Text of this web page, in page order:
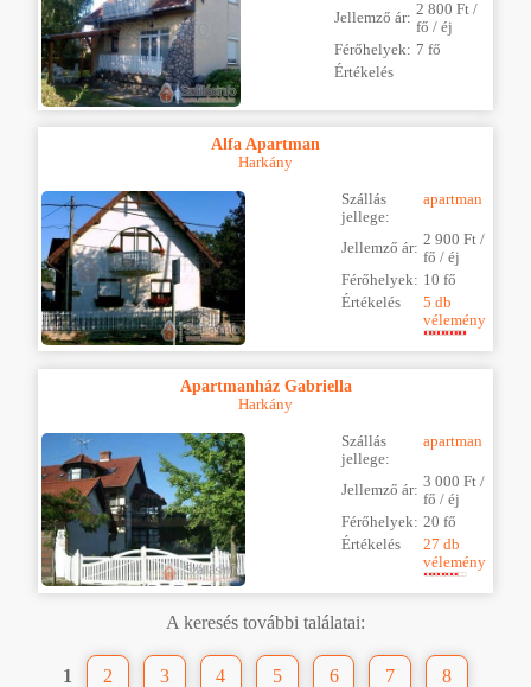
Jellemző ár: 2 800 Ft /
fő / éj
Férőhelyek: 7 fő
Értékelés
Alfa Apartman
Harkány
Szállás
jellege:
apartman
Jellemző ár: 2 900 Ft /
fő / éj
Férőhelyek: 10 fő
Értékelés
5 db
vélemény
Apartmanház Gabriella
Harkány
Szállás
jellege:
apartman
Jellemző ár: 3 000 Ft /
fő / éj
Férőhelyek: 20 fő
Értékelés
27 db
vélemény
A keresés további találatai:
1 2 3 4 5 6 7 8